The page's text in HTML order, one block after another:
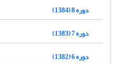
دوره 8 (1384)
دوره 7 (1383)
دوره 6 (1382)